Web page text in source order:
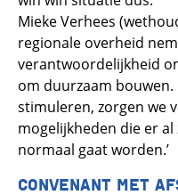
Mieke Verhees
regionale overheid
verantwoordelijkheid
om duurzaam
stimuleren, zorgen we
mogelijkheden die er
normaal gaat worden.’
CONVENANT MET